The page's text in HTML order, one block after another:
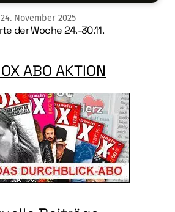
24. November 2025
der Woche 24.-30.11.
ABO AKTION